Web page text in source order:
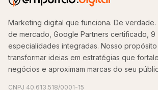
Marketing digital que funciona. De verdade.
de mercado, Google Partners certificado, 9
especialidades integradas. Nosso
transformar ideias em estratégias que
negócios e aproximam marcas do seu
CNPJ 40.613.518/0001-15